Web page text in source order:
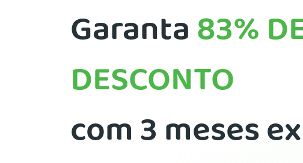
Garanta83%
DESCONTO
com 3 meses